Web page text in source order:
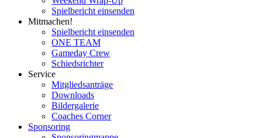
Spielbericht einsenden
Mitmachen!
Spielbericht einsenden
ONE TEAM
Gameday Crew
Schiedsrichter
Service
Mitgliedsanträge
Downloads
Bildergalerie
Coaches Corner
Sponsoring